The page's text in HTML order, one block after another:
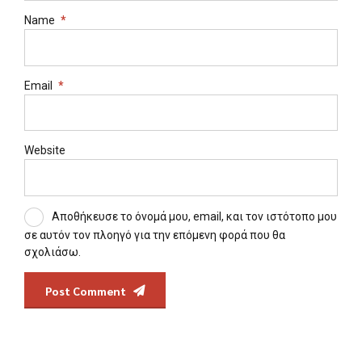
Name *
Email *
Website
Αποθήκευσε το όνομά μου, email, και τον ιστότοπο μου
σε αυτόν τον πλοηγό για την επόμενη φορά που θα
σχολιάσω.
Post Comment